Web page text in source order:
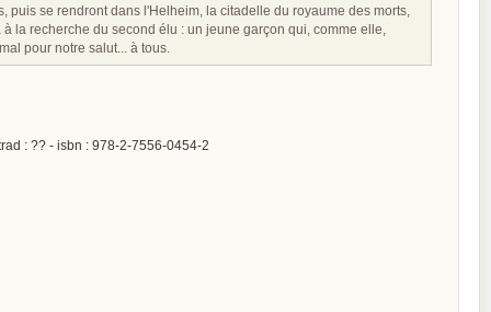
se rendront dans l'Helheim, la citadelle du royaume des morts,
la recherche du second élu : un jeune garçon qui, comme elle,
pour notre salut... à tous.
: ?? - isbn : 978-2-7556-0454-2